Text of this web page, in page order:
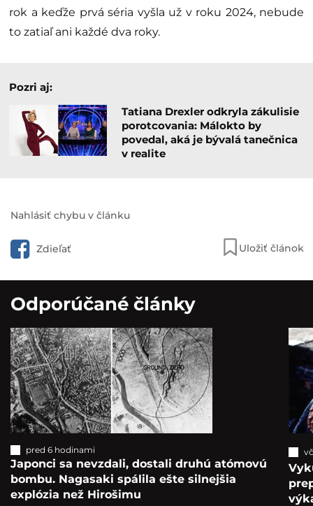
rok a keďže prvá séria vyšla už v roku 2024, nebude
to zatiaľ ani každé dva roky.
Pozri aj:
Tatiana Drexler odkryla zákulisie
porotcovania: Málokto by
povedal, aká je bývalá tanečnica
v realite
Nahlásiť chybu v článku
Zdieľať Uložiť článok
Odporúčané články
pred 6 hodinami
Japonci sa nevzdali, dostali druhú atómovú
bombu. Nagasaki spálila ešte silnejšia
explózia než Hirošimu